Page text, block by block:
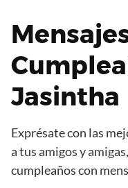
Jasintha
Exprésate con las
a tus amigos y
cumpleaños con